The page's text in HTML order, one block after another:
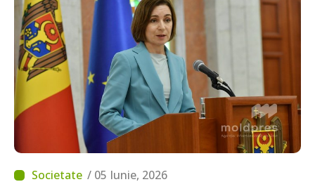
/ 05 Iunie, 2026